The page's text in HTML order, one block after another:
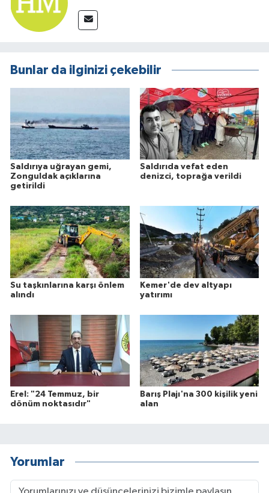
Bunlar da ilginizi çekebilir
Saldırıya uğrayan gemi,
Zonguldak açıklarına
getirildi
Saldırıda vefat eden
denizci, toprağa verildi
Su taşkınlarına karşı önlem
alındı
Kemer'de dev altyapı
yatırımı
Erel: "24 Temmuz, bir
dönüm noktasıdır"
Barış Plajı'na 300 kişilik yeni
alan
Yorumlar